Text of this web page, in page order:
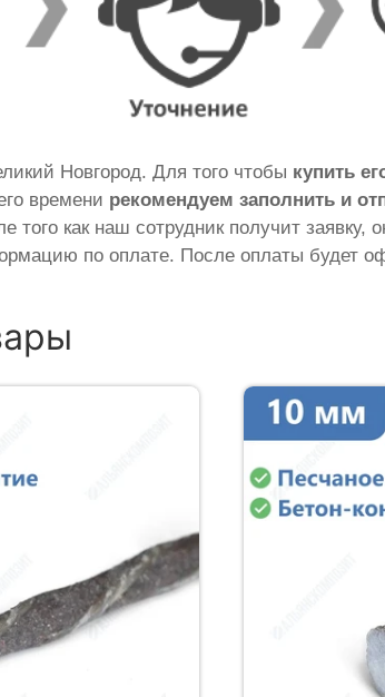
Новгород. Для того чтобы купить
времени рекомендуем заполнить и
того как наш сотрудник получит
по оплате. После оплаты будет